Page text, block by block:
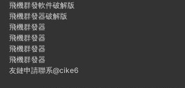
飛機群發軟件破解版
飛機群發器破解版
飛機群發器
飛機群發器
飛機群發器
飛機群發器
友鏈申請聯系@cike6